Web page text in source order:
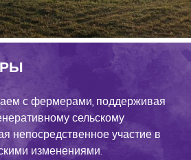
с фермерами, поддерживая
сельскому
непосредственное участие в
изменениями.